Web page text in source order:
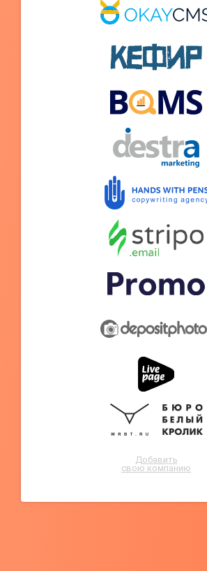
Добавить
свою компанию